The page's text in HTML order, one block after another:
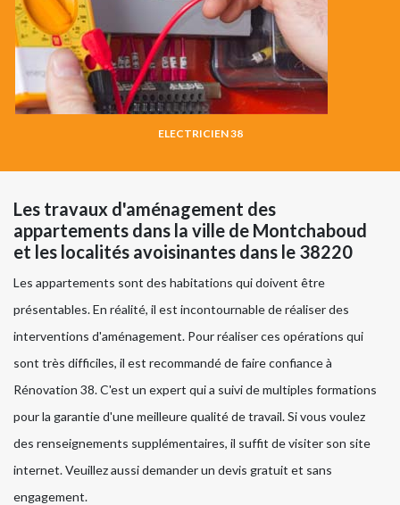
ELECTRICIEN 38
Les travaux d'aménagement des
appartements dans la ville de Montchaboud
et les localités avoisinantes dans le 38220
Les appartements sont des habitations qui doivent être
présentables. En réalité, il est incontournable de réaliser des
interventions d'aménagement. Pour réaliser ces opérations qui
sont très difficiles, il est recommandé de faire confiance à
Rénovation 38. C'est un expert qui a suivi de multiples formations
pour la garantie d'une meilleure qualité de travail. Si vous voulez
des renseignements supplémentaires, il suffit de visiter son site
internet. Veuillez aussi demander un devis gratuit et sans
engagement.